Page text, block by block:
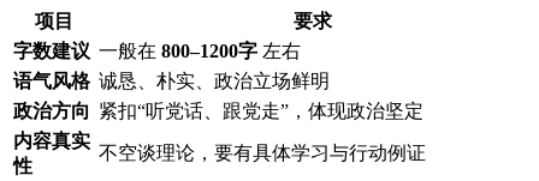
项目
要求
字数建议 一般在 800–1200字 左右
语气风格 诚恳、朴实、政治立场鲜明
政治方向 紧扣“听党话、跟党走”，体现政治坚定
内容真实
性
不空谈理论，要有具体学习与行动例证